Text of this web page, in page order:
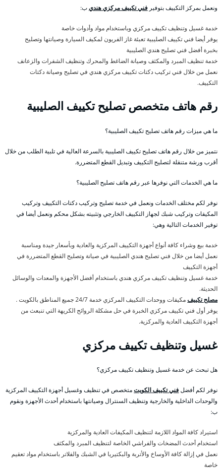
ونعمل بمركز التكييف بتوفير فني تكييف مركزي هنديب:
خدمة غسيل وتنظيف تكييف مركزي وباستخدام مواد وأدوات خاصة
يوفر أيضا فني تكييف الصليبية تعبئة غاز الفريون لمكيف السيارة وصيانتها وتصليح
بخبرة أفضل فني تصليح هندي الصليبية
خدمة تنظيف المبرد والمكثف وصيانة الضاغط والمحرك وتنظيف الشفرات والزعانف
نعمل من خلال فني تركيب دكتات تكييف مركزي هندي في تصليح وصيانة دكتات
التكييف.
رقم هاتف متخصص تصليح تكييف الصليبية
ما هي ميزات رقم هاتف تصليح تكييف الصليبية؟
نتميز من خلال رقم هاتف تصليح تكييف الصليبية بالسرعة العالية في تلبية الطلب من خلال
أقرب ورشة متنقلة لتصليح التكييف وتبديل القطع المتضررة.
ما هي الخدمات التي نوفرها عبر رقم هاتف تصليح الصليبية؟
نوفر لكم مختلف الخدمات ونعمل في خدمة تصليح وتركيب دكتات التكييف وتركيب
المكيفات وتركيب شبك لجهاز التكييف الخارجي وتثبيته بشكل محكم ونعمل أيضا في
توفير الخدمات التالية وهي:
خدمة بيع وشراء كافة أنواع أجهزة التكييف المركزية والعادية وبأسعار جيدة ومناسبة
نعمل أيضا من خلال فني تصليح هندي الصليبية في صيانة وتصليح القطع المتضررة في
أجهزة التكييف
خدمة غسيل وتنظيف تكييف مركزي هندي باستخدام أفضل الأجهزة والمعدات والوسائل
الحديثة.
مصلح تكييفمكيفات ووحدات التكييف المركزي خدمة 24/7 جميع المناطق بالكويت .
يوفر أول فني تكييف مركزي الخبرة في حل مشكلة الروائح الكريهة التي تنبعث من
أجهزة التكييف العادية والمركزية.
غسيل وتنظيف تكييف مركزي
هل تبحث عن خدمة غسيل وتنظيف تكييف مركزي؟
نوفر لكم أفضلفني تكييف الكويتمتخصص في تنظيف وغسيل أجهزة التكييف المركزية
والوحدات الداخلية والخارجية وتنظيف السنترال وصيانتها باستخدام أحدث الأجهزة ونقوم
ب:
استيراد كافة المواد اللازمة لتنظيف المكيفات العادية والمركزية
استخدام أحدث المضخات والفراشي الخاصة لتنظيف المبرد والمكثف
نعمل في إزالة كافة الأوساخ والأتربة والبكتيريا في الشبك والفلاتر باستخدام مواد تعقيم
خاصة